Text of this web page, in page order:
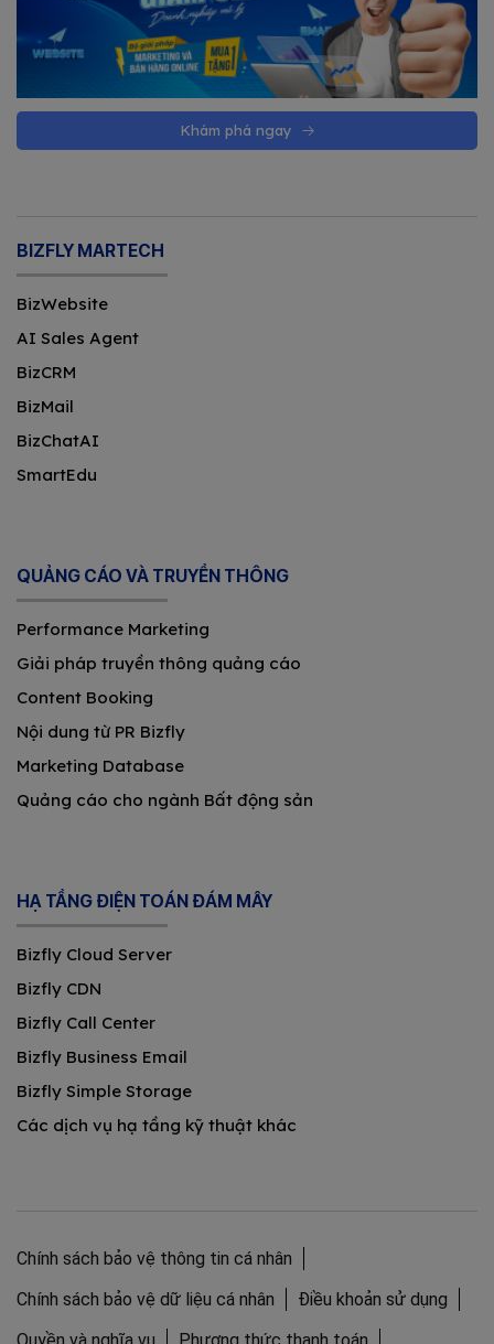
Khám phá ngay
BIZFLY MARTECH
BizWebsite
AI Sales Agent
BizCRM
BizMail
BizChatAI
SmartEdu
QUẢNG CÁO VÀ TRUYỀN THÔNG
Performance Marketing
Giải pháp truyền thông quảng cáo
Content Booking
Nội dung từ PR Bizfly
Marketing Database
Quảng cáo cho ngành Bất động sản
HẠ TẦNG ĐIỆN TOÁN ĐÁM MÂY
Bizfly Cloud Server
Bizfly CDN
Bizfly Call Center
Bizfly Business Email
Bizfly Simple Storage
Các dịch vụ hạ tầng kỹ thuật khác
Chính sách bảo vệ thông tin cá nhân
Chính sách bảo vệ dữ liệu cá nhân
Điều khoản sử dụng